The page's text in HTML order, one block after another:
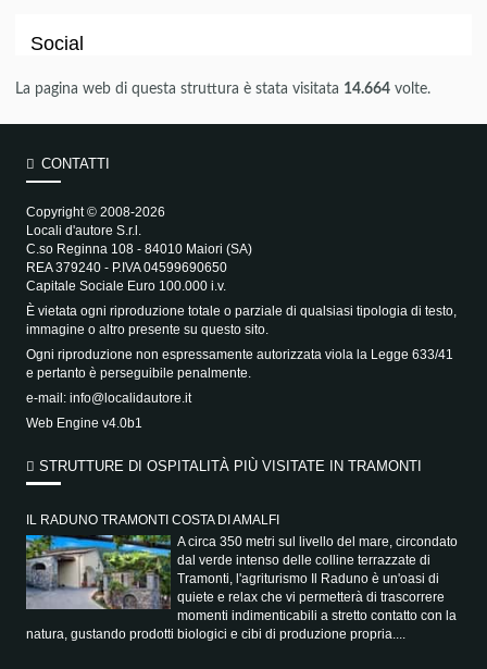
Social
La pagina web di questa struttura è stata visitata 14.664 volte.
CONTATTI
Copyright © 2008-2026
Locali d'autore S.r.l.
C.so Reginna 108 - 84010 Maiori (SA)
REA 379240 - P.IVA 04599690650
Capitale Sociale Euro 100.000 i.v.
È vietata ogni riproduzione totale o parziale di qualsiasi tipologia di testo,
immagine o altro presente su questo sito.
Ogni riproduzione non espressamente autorizzata viola la Legge 633/41
e pertanto è perseguibile penalmente.
e-mail: info@localidautore.it
Web Engine v4.0b1
STRUTTURE DI OSPITALITÀ PIÙ VISITATE IN TRAMONTI
IL RADUNO TRAMONTI COSTA DI AMALFI
A circa 350 metri sul livello del mare, circondato
dal verde intenso delle colline terrazzate di
Tramonti, l'agriturismo Il Raduno è un'oasi di
quiete e relax che vi permetterà di trascorrere
momenti indimenticabili a stretto contatto con la
natura, gustando prodotti biologici e cibi di produzione propria....